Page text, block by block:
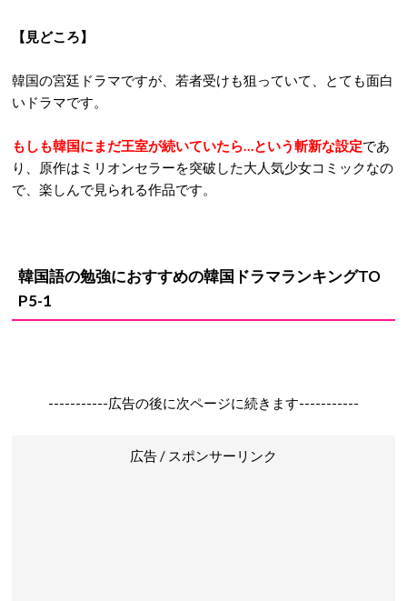
【見どころ】
韓国の宮廷ドラマですが、若者受けも狙っていて、とても面白
いドラマです。
もしも韓国にまだ王室が続いていたら…という斬新な設定であ
り、原作はミリオンセラーを突破した大人気少女コミックなの
で、楽しんで見られる作品です。
韓国語の勉強におすすめの韓国ドラマランキングTO
P5-1
-----------広告の後に次ページに続きます-----------
広告 / スポンサーリンク